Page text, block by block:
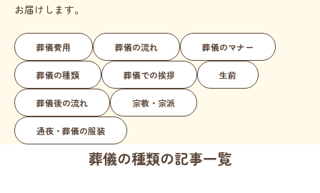
お届けします。
葬儀費用 葬儀の流れ 葬儀のマナー
葬儀の種類 葬儀での挨拶 生前
葬儀後の流れ 宗教・宗派
通夜・葬儀の服装
葬儀の種類の記事一覧